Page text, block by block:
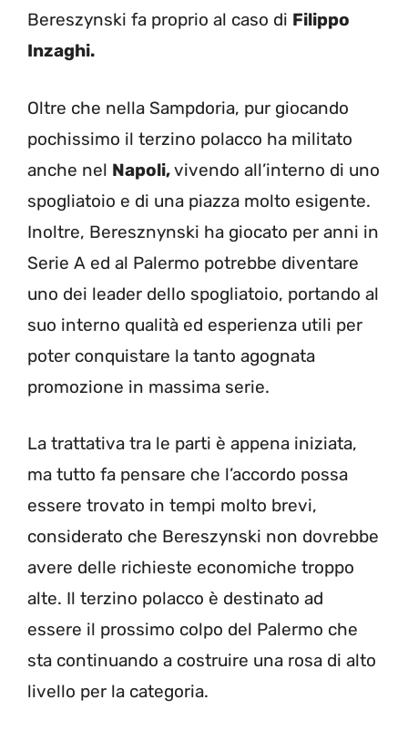
Bereszynski fa proprio al caso di Filippo
Inzaghi.
Oltre che nella Sampdoria, pur giocando
pochissimo il terzino polacco ha militato
anche nel Napoli,vivendo all’interno di uno
spogliatoio e di una piazza molto esigente.
Inoltre, Beresznynski ha giocato per anni in
Serie A ed al Palermo potrebbe diventare
uno dei leader dello spogliatoio, portando al
suo interno qualità ed esperienza utili per
poter conquistare la tanto agognata
promozione in massima serie.
La trattativa tra le parti è appena iniziata,
ma tutto fa pensare che l’accordo possa
essere trovato in tempi molto brevi,
considerato che Bereszynski non dovrebbe
avere delle richieste economiche troppo
alte. Il terzino polacco è destinato ad
essere il prossimo colpo del Palermo che
sta continuando a costruire una rosa di alto
livello per la categoria.